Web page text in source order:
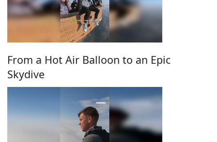
From a Hot Air Balloon to an Epic
Skydive